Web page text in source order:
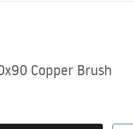
Copper Brush